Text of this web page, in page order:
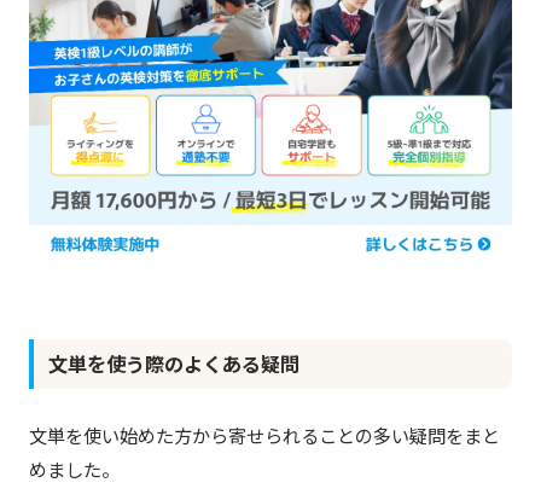
文単を使う際のよくある疑問
文単を使い始めた方から寄せられることの多い疑問をまと
めました。